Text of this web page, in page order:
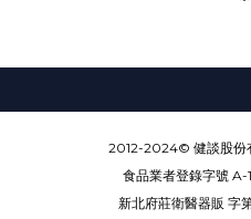
2012-2024© 健談股份
食品業者登錄字號
新北府莊衛醫器販 字